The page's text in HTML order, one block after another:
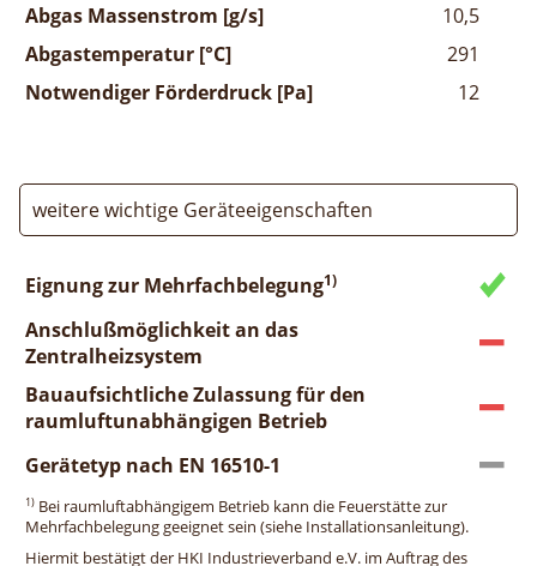
Abgas Massenstrom [g/s]
10,5
Abgastemperatur [°C]
291
Notwendiger Förderdruck [Pa]
12
weitere wichtige Geräteeigenschaften
Eignung zur Mehrfachbelegung1)
Anschlußmöglichkeit an das
Zentralheizsystem
Bauaufsichtliche Zulassung für den
raumluftunabhängigen Betrieb
Gerätetyp nach EN 16510-1
1) Bei raumluftabhängigem Betrieb kann die Feuerstätte zur
Mehrfachbelegung geeignet sein (siehe Installationsanleitung).
Hiermit bestätigt der HKI Industrieverband e.V. im Auftrag des